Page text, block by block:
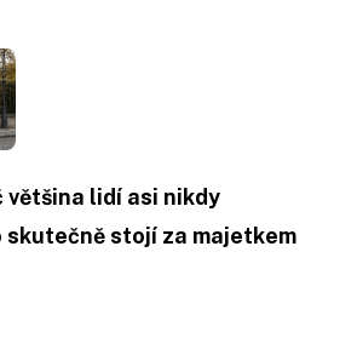
většina lidí asi nikdy
skutečně stojí za majetkem